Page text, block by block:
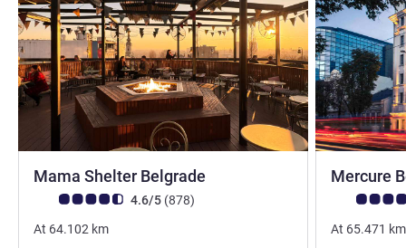
Mama Shelter Belgrade
お客さまの声 (確認済みレビュー アコーホテルズ)
4.6/5 (878件のレビュー
)
At 64.102 km
Mercure
お客さまの
At 65.471 km